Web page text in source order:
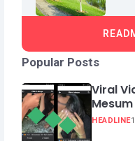
Popular Posts
Viral
HEADLINE